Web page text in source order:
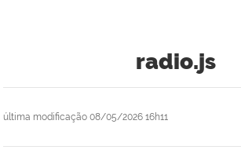
radio.js
última modificação 08/05/2026 16h11